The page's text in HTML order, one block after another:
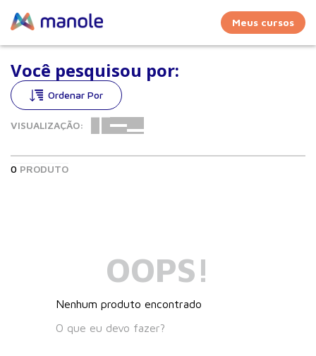
Meus cursos
Você pesquisou por:
VISUALIZAÇÃO:
0 PRODUTO
OOPS!
Nenhum produto encontrado
O que eu devo fazer?